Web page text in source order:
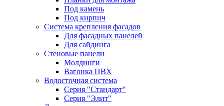
Под камень
Под кирпич
Система крепления фасадов
Для фасадных панелей
Для сайдинга
Стеновые панели
Молдинги
Вагонка ПВХ
Водосточная система
Серия "Стандарт"
Серия "Элит"